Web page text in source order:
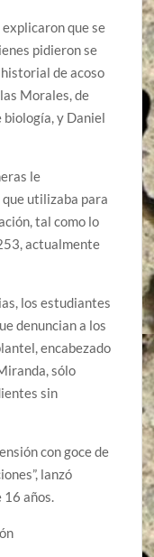
que se
pidieron se
de acoso
Morales, de
biología, y Daniel
le
utilizaba para
tal como lo
actualmente
los estudiantes
denuncian a los
encabezado
sólo
sin
con goce de
lanzó
16 años.